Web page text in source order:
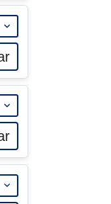
Expandir 13-
Expandir 12-
Expandir 11-